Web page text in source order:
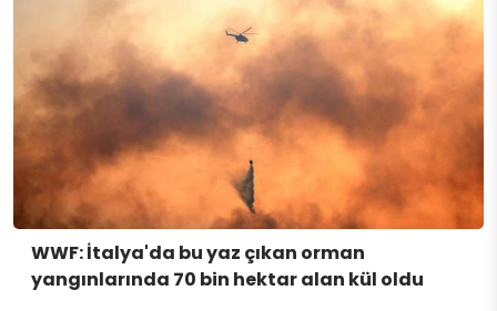
WWF: İtalya'da bu yaz çıkan orman
yangınlarında 70 bin hektar alan kül oldu